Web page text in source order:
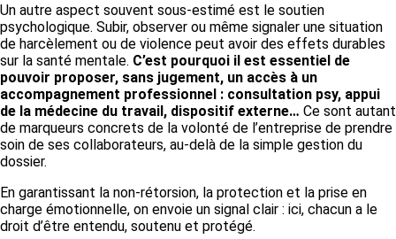
Un autre aspect souvent sous-estimé est le soutien
psychologique. Subir, observer ou même signaler une situation
de harcèlement ou de violence peut avoir des effets durables
sur la santé mentale. C’est pourquoi il est essentiel de
pouvoir proposer, sans jugement, un accès à un
accompagnement professionnel : consultation psy, appui
de la médecine du travail, dispositif externe… Ce sont autant
de marqueurs concrets de la volonté de l’entreprise de prendre
soin de ses collaborateurs, au-delà de la simple gestion du
dossier.
En garantissant la non-rétorsion, la protection et la prise en
charge émotionnelle, on envoie un signal clair : ici, chacun a le
droit d’être entendu, soutenu et protégé.